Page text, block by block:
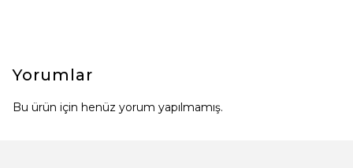
Yorumlar
Bu ürün için henüz yorum yapılmamış.